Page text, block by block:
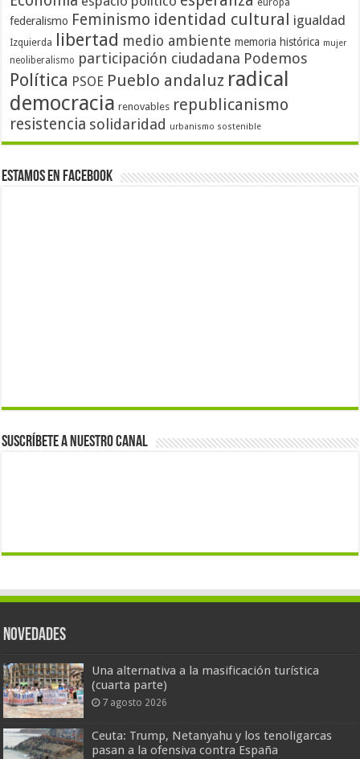
europa
federalismo Feminismo identidad cultural igualdad
Izquierda libertad medio ambiente memoria histórica mujer
neoliberalismo participación ciudadana Podemos
Política PSOE Pueblo andaluz radical
democracia renovables republicanismo
resistencia solidaridad urbanismo sostenible
Estamos en Facebook
Suscríbete a nuestro canal
Novedades
Una alternativa a la masificación turística
(cuarta parte)
7 agosto 2026
Ceuta: Trump, Netanyahu y los tenoligarcas
pasan a la ofensiva contra España